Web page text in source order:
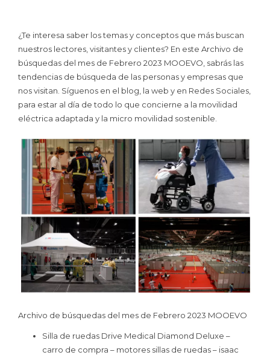
¿Te interesa saber los temas y conceptos que más buscan
nuestros lectores, visitantes y clientes? En este Archivo de
búsquedas del mes de Febrero 2023 MOOEVO, sabrás las
tendencias de búsqueda de las personas y empresas que
nos visitan. Síguenos en el blog, la web y en Redes Sociales,
para estar al día de todo lo que concierne a la movilidad
eléctrica adaptada y la micro movilidad sostenible.
Archivo de búsquedas del mes de Febrero 2023 MOOEVO
Silla de ruedas Drive Medical Diamond Deluxe –
carro de compra – motores sillas de ruedas – isaac